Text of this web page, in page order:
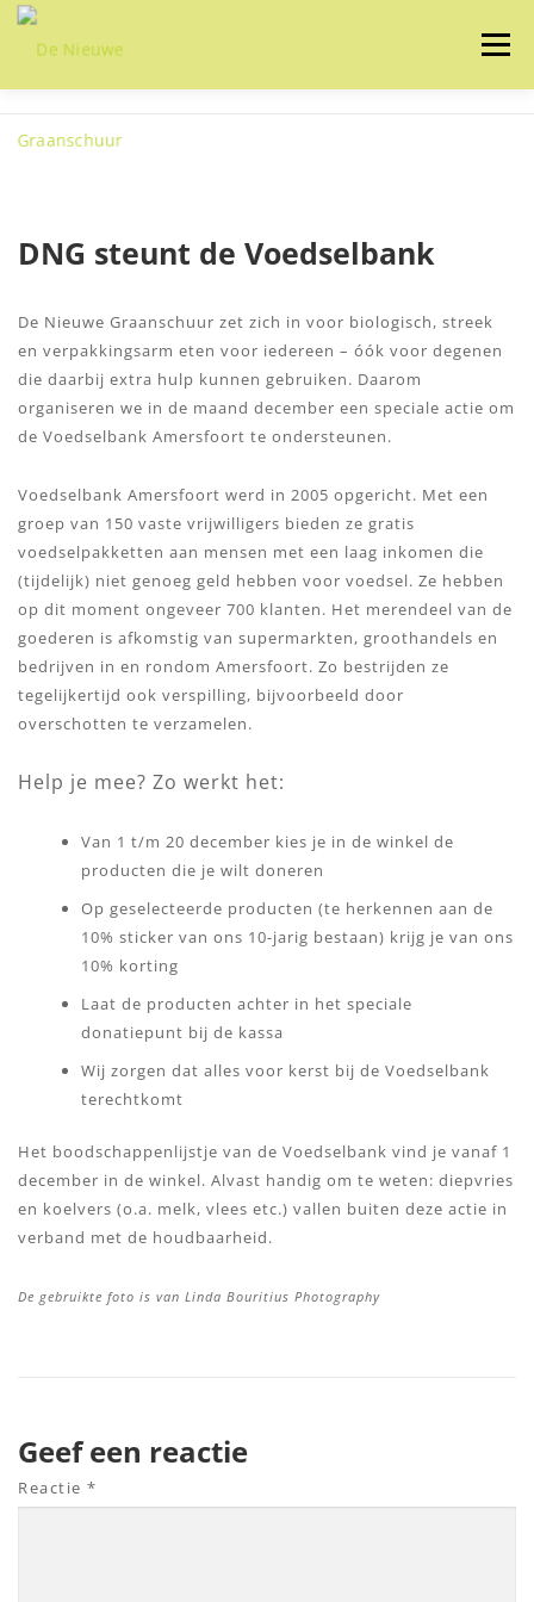
Ga
Menu
HOME OVER ONS
DNG steunt de Voedselbank
De Nieuwe Graanschuur zet zich in voor biologisch, streek
en verpakkingsarm eten voor iedereen – óók voor degenen
die daarbij extra hulp kunnen gebruiken. Daarom
organiseren we in de maand december een speciale actie om
de Voedselbank Amersfoort te ondersteunen.
Voedselbank Amersfoort werd in 2005 opgericht. Met een
groep van 150 vaste vrijwilligers bieden ze gratis
voedselpakketten aan mensen met een laag inkomen die
(tijdelijk) niet genoeg geld hebben voor voedsel. Ze hebben
op dit moment ongeveer 700 klanten. Het merendeel van de
goederen is afkomstig van supermarkten, groothandels en
bedrijven in en rondom Amersfoort. Zo bestrijden ze
tegelijkertijd ook verspilling, bijvoorbeeld door
overschotten te verzamelen.
Help je mee? Zo werkt het:
Van 1 t/m 20 december kies je in de winkel de
producten die je wilt doneren
Op geselecteerde producten (te herkennen aan de
10% sticker van ons 10-jarig bestaan) krijg je van ons
10% korting
Laat de producten achter in het speciale
donatiepunt bij de kassa
Wij zorgen dat alles voor kerst bij de Voedselbank
terechtkomt
Het boodschappenlijstje van de Voedselbank vind je vanaf 1
december in de winkel. Alvast handig om te weten: diepvries
en koelvers (o.a. melk, vlees etc.) vallen buiten deze actie in
verband met de houdbaarheid.
De gebruikte foto is van Linda Bouritius Photography
Geef een reactie
Reactie *